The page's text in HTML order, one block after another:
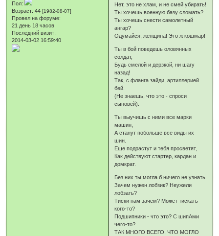
Пол:
Возраст: 44[1982-08-07]
Провел на форуме:
21 день 18 часов
Последний визит:
2014-03-02 16:59:40
Нет, это не хлам, и не смей убирать!
Ты хочешь военную базу сломать?
Ты хочешь снести самолетный
ангар?
Одумайся, женщина! Это ж кошмар!
Ты в бой поведешь оловянных
солдат,
Будь смелой и дерзкой, ни шагу
назад!
Так, с фланга зайди, артиллерией
бей.
(Не знаешь, что это - спроси
сыновей).
Ты выучишь с ними все марки
машин,
А станут побольше все виды их
шин.
Еще подрастут и тебя просветят,
Как действуют стартер, кардан и
домкрат.
Без них ты могла б ничего не узнать
Зачем нужен лобзик? Неужели
лобзать?
Тиски нам зачем? Может тискать
кого-то?
Подшипники - что это? С шипАми
чего-то?
ТАК МНОГО ВСЕГО, ЧТО МОГЛО